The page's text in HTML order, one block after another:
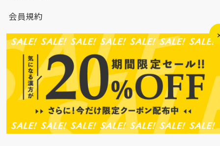
会員規約
個人情報保護方針
特定商取引法に基づく表示
このサイトについて
ソーシャルメディアポリシー
ソーシャルメディア規約